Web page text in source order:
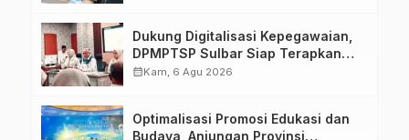
Dukung Digitalisasi Kepegawaian,
DPMPTSP Sulbar Siap Terapkan
Aplikasi FLEKSI ASN
calendar_monthKam, 6 Agu 2026
Optimalisasi Promosi Edukasi dan
Budaya, Anjungan Provinsi